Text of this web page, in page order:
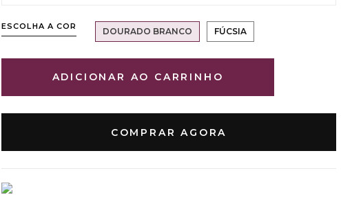
ESCOLHA A COR DOURADO BRANCO FÚCSIA
ADICIONAR AO CARRINHO
COMPRAR AGORA